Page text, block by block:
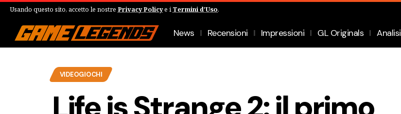
Usando questo sito, accetto le nostre Privacy Policye i Termini d'Uso.
News Recensioni Impressioni GL Originals Analisi
VIDEOGIOCHI